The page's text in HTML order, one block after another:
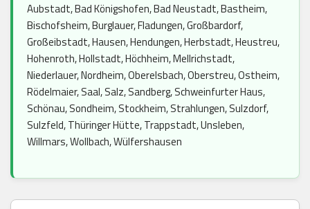
Aubstadt, Bad Königshofen, Bad Neustadt, Bastheim,
Bischofsheim, Burglauer, Fladungen, Großbardorf,
Großeibstadt, Hausen, Hendungen, Herbstadt, Heustreu,
Hohenroth, Hollstadt, Höchheim, Mellrichstadt,
Niederlauer, Nordheim, Oberelsbach, Oberstreu, Ostheim,
Rödelmaier, Saal, Salz, Sandberg, Schweinfurter Haus,
Schönau, Sondheim, Stockheim, Strahlungen, Sulzdorf,
Sulzfeld, Thüringer Hütte, Trappstadt, Unsleben,
Willmars, Wollbach, Wülfershausen